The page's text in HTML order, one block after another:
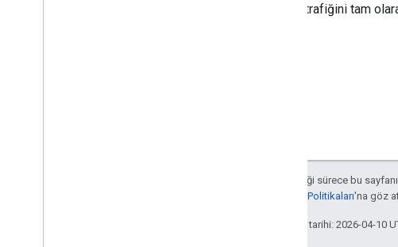
Keşfet trafiğini tam
Aksi belirtilmediği sürece bu
Developers Site Politikaları'na göz
Son güncelleme tarihi: 2026-04-10